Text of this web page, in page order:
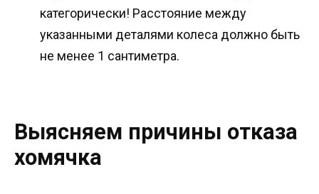
категорически! Расстояние между
указанными деталями колеса должно быть
не менее 1 сантиметра.
Выясняем причины отказа
хомячка